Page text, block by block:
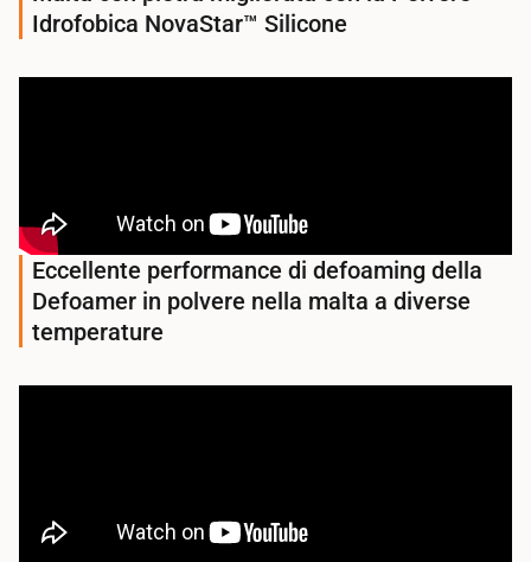
Idrofobica NovaStar™ Silicone
Eccellente performance di defoaming della
Defoamer in polvere nella malta a diverse
temperature